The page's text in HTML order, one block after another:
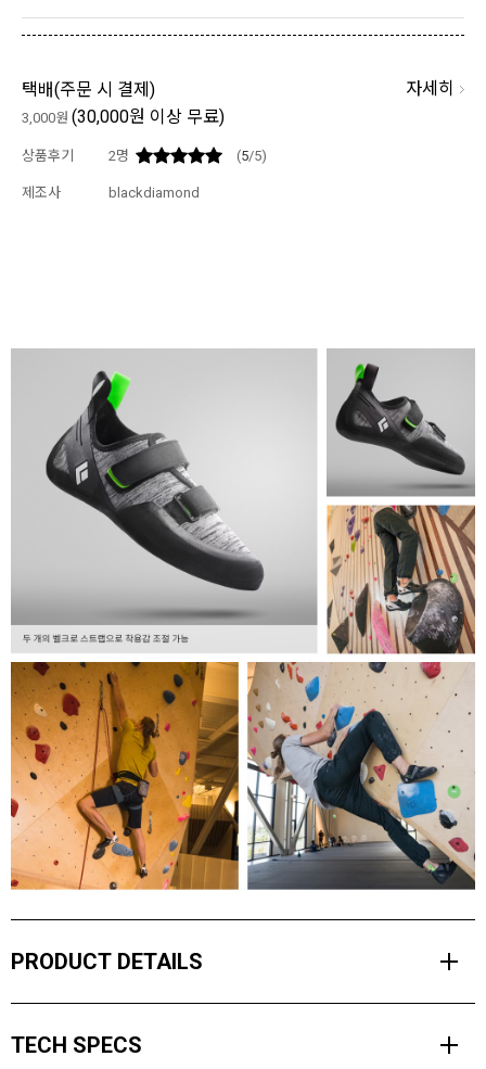
택배(주문 시 결제 ) 자세히
3,000원 (30,000원 이상 무료)
상품후기 2명 (5/5)
제조사 blackdiamond
PRODUCT DETAILS
서 최대의 편안함을 제공하기 위해 설계된 모멘텀 암벽화는 평평한 바
TECH SPECS